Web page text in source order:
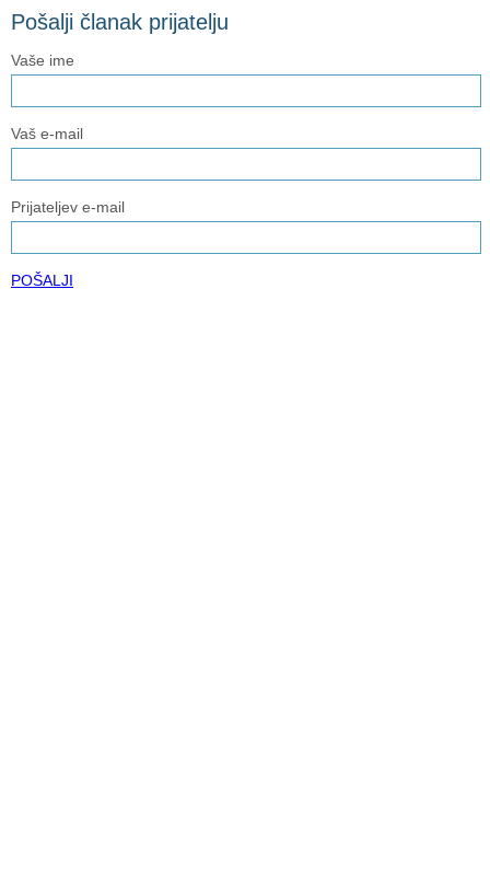
Pošalji članak prijatelju
Vaše ime
Vaš e-mail
Prijateljev e-mail
POŠALJI